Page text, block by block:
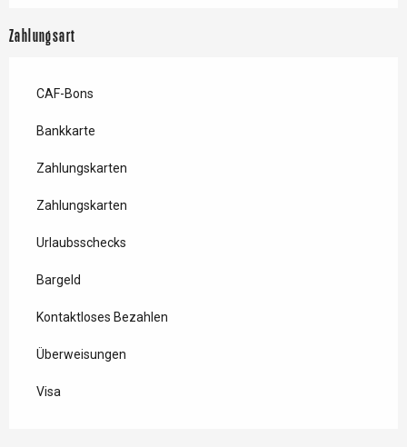
Zahlungsart
CAF-Bons
Bankkarte
Zahlungskarten
Zahlungskarten
Urlaubsschecks
Bargeld
Kontaktloses Bezahlen
Überweisungen
Visa